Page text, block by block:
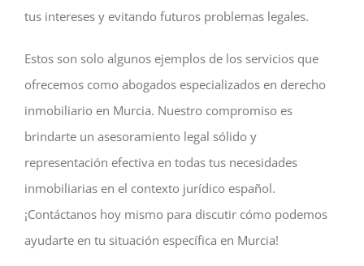
tus intereses y evitando futuros problemas legales.
Estos son solo algunos ejemplos de los servicios que
ofrecemos como abogados especializados en derecho
inmobiliario en Murcia. Nuestro compromiso es
brindarte un asesoramiento legal sólido y
representación efectiva en todas tus necesidades
inmobiliarias en el contexto jurídico español.
¡Contáctanos hoy mismo para discutir cómo podemos
ayudarte en tu situación específica en Murcia!